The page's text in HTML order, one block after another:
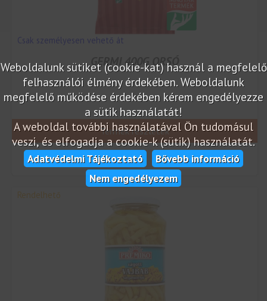
Csak személyesen vehető át
GERMI 400G ORSÓ
Termék részletek
Rendelhető
Weboldalunk sütiket (cookie-kat) használ a megfelelő
felhasználói élmény érdekében. Weboldalunk
megfelelő működése érdekében kérem engedélyezze
a sütik használatát!
A weboldal további használatával Ön tudomásul
veszi, és elfogadja a cookie-k (sütik) használatát.
Adatvédelmi Tájékoztató
Bővebb információ
Nem engedélyezem